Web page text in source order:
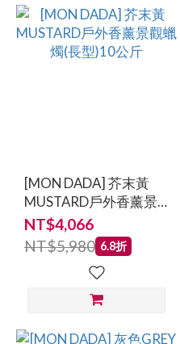
[MON DADA] 芥末黃
MUSTARD戶外香薰景
觀蠟燭(長型)10公斤
NT$4,066
NT$5,980 6.8折